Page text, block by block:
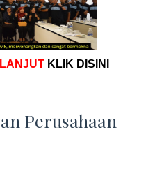
KLIK DISINI
Perusahaan